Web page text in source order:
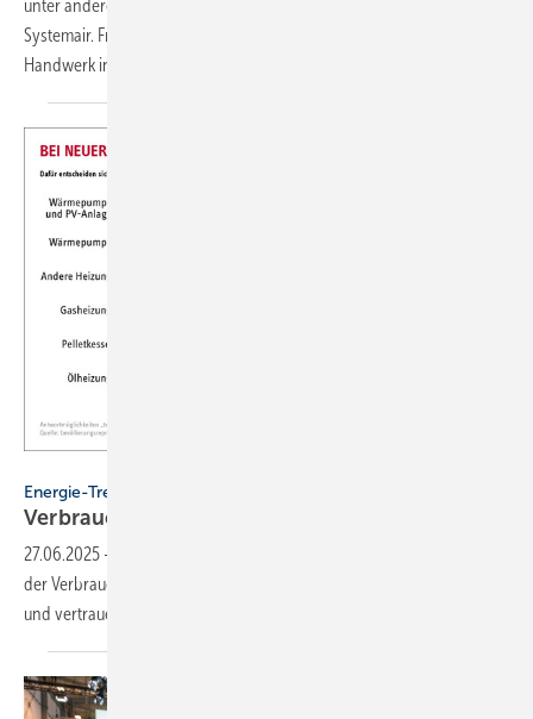
unter anderem durch drei verschiedene Wärmepumpentypen von
Systemair. Frühzeitig wurden diese in enger Abstimmung mit dem SHK-
Handwerk in die Projektstruktur
Energie-Trendmonitor
Verbraucher setzen auf lo­ka­le
27.06.2025 -
der Verbraucher eine Kombination aus Wärmepumpe und PV-Anlage
und vertrauen dabei auf das lokale